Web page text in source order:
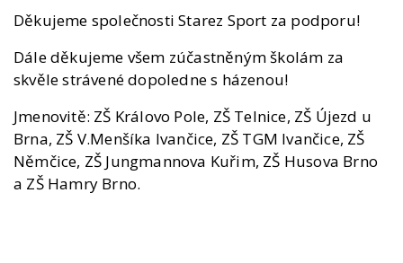
Děkujeme společnosti Starez Sport za podporu!
Dále děkujeme všem zúčastněným školám za
skvěle strávené dopoledne s házenou!
Jmenovitě: ZŠ Královo Pole, ZŠ Telnice, ZŠ Újezd u
Brna, ZŠ V.Menšíka Ivančice, ZŠ TGM Ivančice, ZŠ
Němčice, ZŠ Jungmannova Kuřim, ZŠ Husova Brno
a ZŠ Hamry Brno.